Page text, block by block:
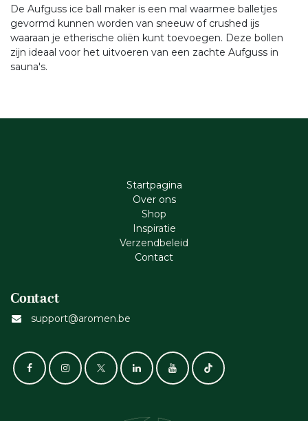
De Aufguss ice ball maker is een mal waarmee balletjes
gevormd kunnen worden van sneeuw of crushed ijs
waaraan je etherische oliën kunt toevoegen. Deze bollen
zijn ideaal voor het uitvoeren van een zachte Aufguss in
sauna's.
Startpagina
Ove​r​ ons
Shop
Inspiratie
Verzendbeleid
Cont​act
Contact
support@aromen.be